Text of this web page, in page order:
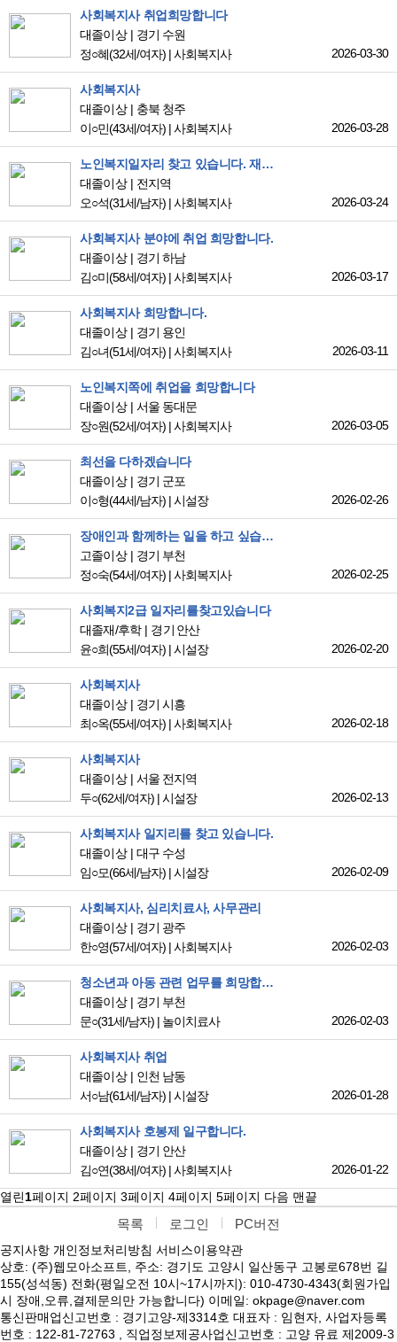
사회복지사 취업희망합니다
대졸이상
경기 수원
정○혜(32세/여자) |사회복지사 2026-03-30
사회복지사
대졸이상
충북 청주
이○민(43세/여자) |사회복지사 2026-03-28
노인복지일자리 찾고 있습니다. 재가요양보호사 취직하고 싶습니다.
대졸이상
전지역
오○석(31세/남자) |사회복지사 2026-03-24
사회복지사 분야에 취업 희망합니다.
대졸이상
경기 하남
김○미(58세/여자) |사회복지사 2026-03-17
사회복지사 희망합니다.
대졸이상
경기 용인
김○녀(51세/여자) |사회복지사 2026-03-11
노인복지쪽에 취업을 희망합니다
대졸이상
서울 동대문
장○원(52세/여자) |사회복지사 2026-03-05
최선을 다하겠습니다
대졸이상
경기 군포
이○형(44세/남자) |시설장 2026-02-26
장애인과 함께하는 일을 하고 싶습니다.
고졸이상
경기 부천
정○숙(54세/여자) |사회복지사 2026-02-25
사회복지2급 일자리를찾고있습니다
대졸재/후학
경기 안산
윤○희(55세/여자) |시설장 2026-02-20
사회복지사
대졸이상
경기 시흥
최○옥(55세/여자) |사회복지사 2026-02-18
사회복지사
대졸이상
서울 전지역
두○(62세/여자) |시설장 2026-02-13
사회복지사 일지리를 찾고 있습니다.
대졸이상
대구 수성
임○모(66세/남자) |시설장 2026-02-09
사회복지사, 심리치료사, 사무관리
대졸이상
경기 광주
한○영(57세/여자) |사회복지사 2026-02-03
청소년과 아동 관련 업무를 희망합니다.
대졸이상
경기 부천
문○(31세/남자) | 놀이치료사 2026-02-03
사회복지사 취업
대졸이상
인천 남동
서○남(61세/남자) |시설장 2026-01-28
사회복지사 호봉제 일구합니다.
대졸이상
경기 안산
김○연(38세/여자) |사회복지사
2026-01-22
열린1페이지 2페이지 3페이지 4페이지 5페이지 다음 맨끝
목록 로그인 PC버전
공지사항 개인정보처리방침 서비스이용약관
상호: (주)웹모아소프트, 주소: 경기도 고양시 일산동구 고봉로678번 길
155(성석동) 전화(평일오전 10시~17시까지): 010-4730-4343(회원가입
시 장애,오류,결제문의만 가능합니다) 이메일: okpage@naver.com
통신판매업신고번호 : 경기고양-제3314호 대표자 : 임현자, 사업자등록
번호 : 122-81-72763 , 직업정보제공사업신고번호 : 고양 유료 제2009-3